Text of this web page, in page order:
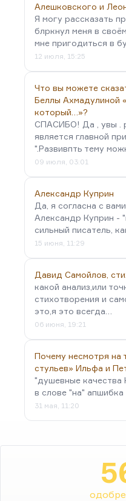
Алешковского и
Я могу рассказать
блркнул меня в
мне пригодиться в
12 июля, 15:25
Что вы можете
Беллы Ахмадулиной
который…»?
СПАСИБО! Да , увы .
является главной
".Развивпть тему
09 июля, 03:01
Александр Куприн
Да, я согласна с
Александр Куприн -
сильный писатель,
15 июня, 11:29
Давид Самойлов,
какой анализ,или
стихотворения и
это,я это всегда…
06 июня, 19:21
Почему несмотря на
стульев» Ильфа и
"душевные качества
в слове "на"
31 мая, 11:20